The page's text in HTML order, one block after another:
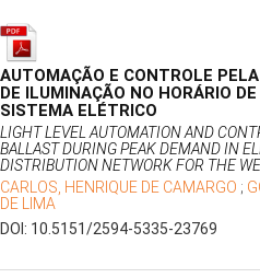
AUTOMAÇÃO E CONTROLE
DE ILUMINAÇÃO NO HORÁRIO
SISTEMA ELÉTRICO
LIGHT LEVEL AUTOMATION AND
BALLAST DURING PEAK DEMAND IN
DISTRIBUTION NETWORK FOR THE
CARLOS, HENRIQUE DE CAMARGO ;
DE LIMA
DOI: 10.5151/2594-5335-23769